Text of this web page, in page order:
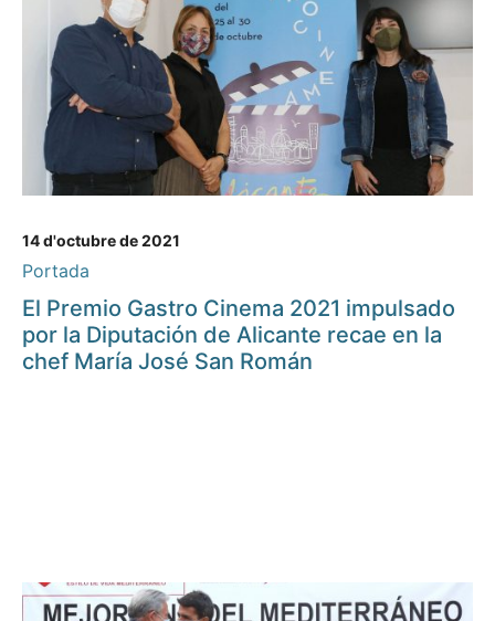
14 d'octubre de 2021
Portada
El Premio Gastro Cinema 2021 impulsado
por la Diputación de Alicante recae en la
chef María José San Román